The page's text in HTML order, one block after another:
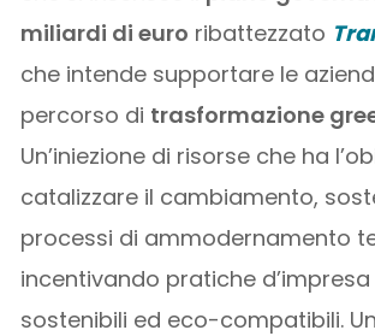
miliardi di euro ribattezzato
che intende supportare le
percorso di trasformazione
Un’iniezione di risorse che ha
catalizzare il cambiamento,
processi di ammodernamento
incentivando pratiche d’impresa
sostenibili ed eco-compatibili. Un